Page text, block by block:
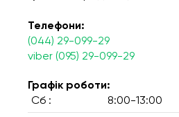
Телефони:
(044) 29-099-29
viber (095) 29-099-29
Графік роботи:
Сб :
8:00-13:00